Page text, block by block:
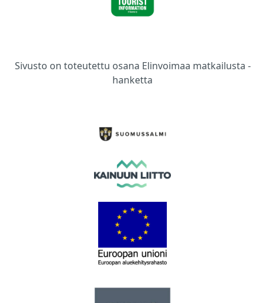
Sivusto on toteutettu osana Elinvoimaa matkailusta -
hanketta